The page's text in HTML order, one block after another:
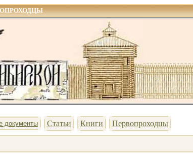
документы Статьи Книги Первопроходцы